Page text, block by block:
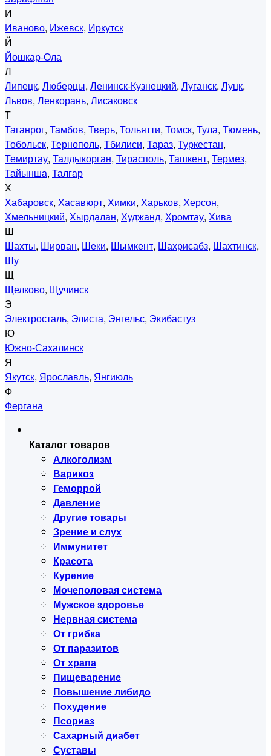
И
Иваново, Ижевск, Иркутск
Й
Йошкар-Ола
Л
Липецк, Люберцы, Ленинск-Кузнецкий, Луганск, Луцк,
Львов, Ленкорань, Лисаковск
Т
Таганрог, Тамбов, Тверь, Тольятти, Томск, Тула, Тюмень,
Тобольск, Тернополь, Тбилиси, Тараз, Туркестан,
Темиртау, Талдыкорган, Тирасполь, Ташкент, Термез,
Тайынша, Талгар
Х
Хабаровск, Хасавюрт, Химки, Харьков, Херсон,
Хмельницкий, Хырдалан, Худжанд, Хромтау, Хива
Ш
Шахты, Ширван, Шеки, Шымкент, Шахрисабз, Шахтинск,
Шу
Щ
Щелково, Щучинск
Э
Электросталь, Элиста, Энгельс, Экибастуз
Ю
Южно-Сахалинск
Я
Якутск, Ярославль, Янгиюль
Ф
Фергана
Каталог товаров
Алкоголизм
Варикоз
Геморрой
Давление
Другие товары
Зрение и слух
Иммунитет
Красота
Курение
Мочеполовая система
Мужское здоровье
Нервная система
От грибка
От паразитов
От храпа
Пищеварение
Повышение либидо
Похудение
Псориаз
Сахарный диабет
Суставы